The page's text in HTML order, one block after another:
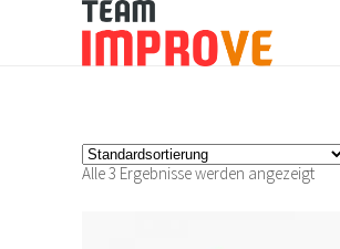
Alle 3 Ergebnisse werden angezeigt